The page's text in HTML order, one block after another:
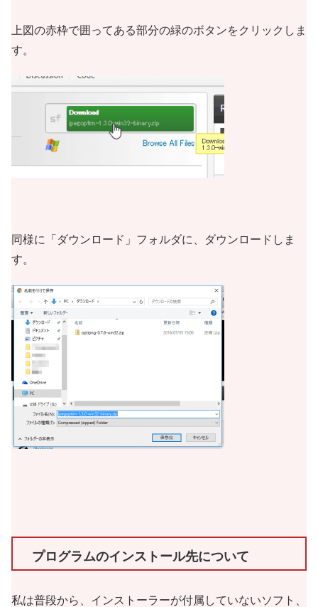
上図の赤枠で囲ってある部分の緑のボタンをクリックしま
す。
同様に「ダウンロード」フォルダに、ダウンロードしま
す。
プログラムのインストール先について
私は普段から、インストーラーが付属していないソフト、